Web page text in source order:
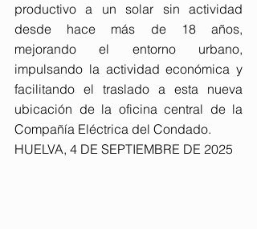
productivo a un solar sin actividad
desde hace más de 18 años,
mejorando el entorno urbano,
impulsando la actividad económica y
facilitando el traslado a esta nueva
ubicación de la oficina central de la
Compañía Eléctrica del Condado.
HUELVA, 4 DE SEPTIEMBRE DE 2025